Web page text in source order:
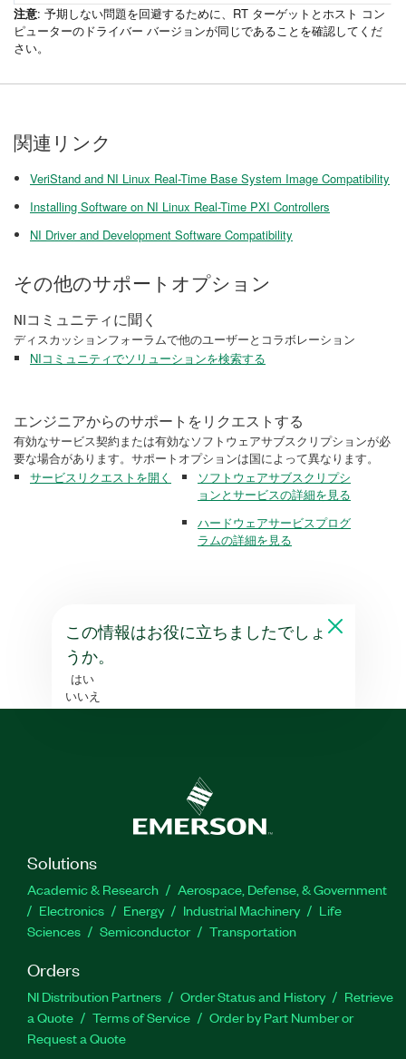
注意: 予期しない問題を回避するために、RT ターゲットとホスト コン
ピューターのドライバー バージョンが同じであることを確認してくだ
さい。
関連リンク
VeriStand and NI Linux Real-Time Base System Image Compatibility
Installing Software on NI Linux Real-Time PXI Controllers
NI Driver and Development Software Compatibility
その他のサポートオプション
NIコミュニティに聞く
ディスカッションフォーラムで他のユーザーとコラボレーション
NIコミュニティでソリューションを検索する
エンジニアからのサポートをリクエストする
有効なサービス契約または有効なソフトウェアサブスクリプションが必
要な場合があります。サポートオプションは国によって異なります。
サービスリクエストを開く
ソフトウェアサブスクリプシ
ョンとサービスの詳細を見る
ハードウェアサービスプログ
ラムの詳細を見る
この情報はお役に立ちましたでしょ
うか。
はい
いいえ
Solutions
Academic & Research
Aerospace, Defense, & Government
Electronics
Energy Industrial Machinery
Life
Sciences
Semiconductor Transportation
Orders
NI Distribution Partners Order Status and History
Retrieve
a Quote
Terms of Service
Order by Part Number or
Request a Quote